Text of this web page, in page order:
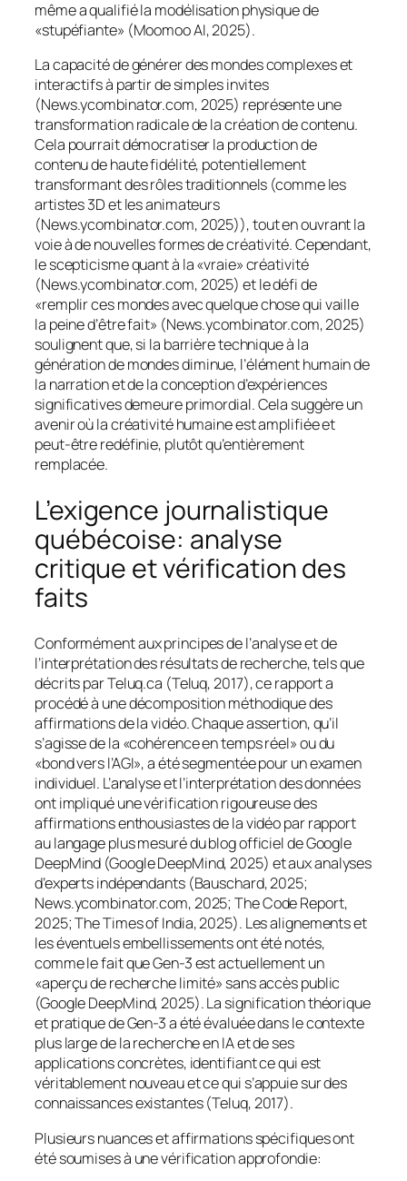
même a qualifié la modélisation physique de
«stupéfiante» (Moomoo AI, 2025).
La capacité de générer des mondes complexes et
interactifs à partir de simples invites
(News.ycombinator.com, 2025) représente une
transformation radicale de la création de contenu.
Cela pourrait démocratiser la production de
contenu de haute fidélité, potentiellement
transformant des rôles traditionnels (comme les
artistes 3D et les animateurs
(News.ycombinator.com, 2025)), tout en ouvrant la
voie à de nouvelles formes de créativité. Cependant,
le scepticisme quant à la «vraie» créativité
(News.ycombinator.com, 2025) et le défi de
«remplir ces mondes avec quelque chose qui vaille
la peine d’être fait» (News.ycombinator.com, 2025)
soulignent que, si la barrière technique à la
générationde mondes diminue, l’élément humain de
la narration et de la conception d’expériences
significativesdemeure primordial. Cela suggère un
avenir où la créativité humaine est amplifiée et
peut-être redéfinie, plutôt qu’entièrement
remplacée.
L’exigence journalistique
québécoise: analyse
critique et vérification des
faits
Conformément aux principes de l’analyse et de
l’interprétation des résultats de recherche, tels que
décrits par Teluq.ca (Teluq, 2017), ce rapport a
procédé à une décomposition méthodique des
affirmations de la vidéo. Chaque assertion, qu’il
s’agisse de la «cohérence en temps réel» ou du
«bond vers l’AGI», a été segmentée pour un examen
individuel. L’analyse et l’interprétation des données
ont impliqué une vérification rigoureuse des
affirmations enthousiastes de la vidéo par rapport
au langage plus mesuré du blog officiel de Google
DeepMind (Google DeepMind, 2025) et aux analyses
d’experts indépendants (Bauschard, 2025;
News.ycombinator.com, 2025; The Code Report,
2025; The Times of India, 2025). Les alignements et
les éventuels embellissements ont été notés,
comme le fait que Gen-3 est actuellement un
«aperçu de recherche limité» sans accès public
(Google DeepMind, 2025). La signification théorique
et pratique de Gen-3 a été évaluée dans le contexte
plus large de la recherche en IA et de ses
applications concrètes, identifiant ce qui est
véritablement nouveau et ce qui s’appuie sur des
connaissances existantes (Teluq, 2017).
Plusieurs nuances et affirmations spécifiques ont
été soumises à une vérification approfondie: